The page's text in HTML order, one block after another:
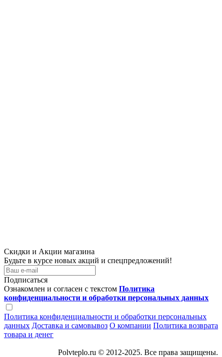
Скидки и Акции магазина
Будьте в курсе новых акций и спецпредложений!
Подписаться
Ознакомлен и согласен с текстом Политика
конфиденциальности и обработки персональных данных
Политика конфиденциальности и обработки персональных
данных Доставка и самовывоз О компании Политика возврата
товара и денег
Polvteplo.ru © 2012-2025. Все права защищены.